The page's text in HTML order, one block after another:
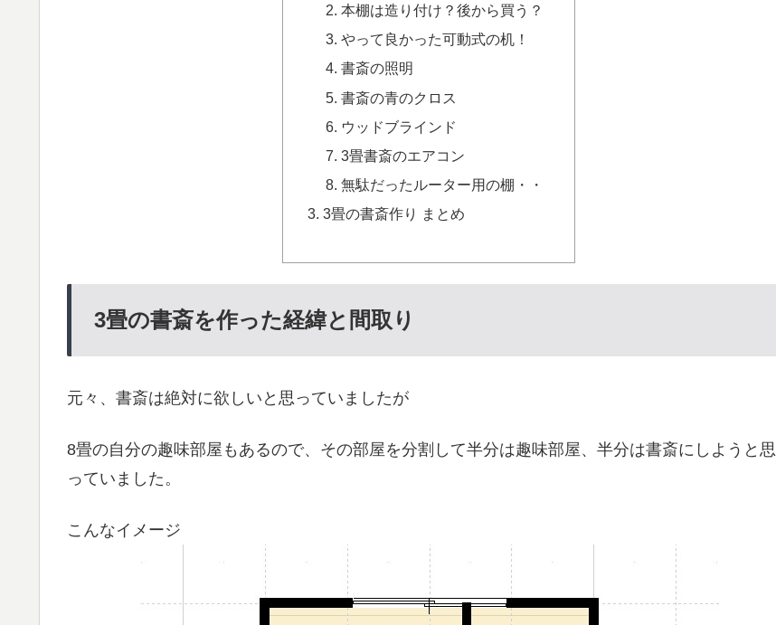
本棚は造り付け？後から買う？
やって良かった可動式の机！
書斎の照明
書斎の青のクロス
ウッドブラインド
3畳書斎のエアコン
無駄だったルーター用の棚・・
3畳の書斎作り まとめ
3畳の書斎を作った経緯と間取り
元々、書斎は絶対に欲しいと思っていましたが
8畳の自分の趣味部屋もあるので、その部屋を分割して半分は趣味部屋、半分は書斎にしようと思
っていました。
こんなイメージ